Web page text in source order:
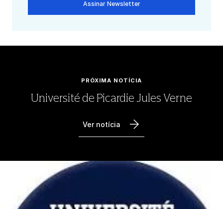
Assinar Newsletter
PRÓXIMA NOTÍCIA
Université de Picardie Jules Verne
Ver notícia